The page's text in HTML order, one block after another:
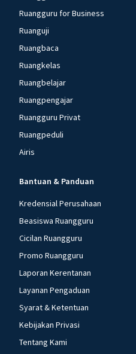
Ruangguru for Business
Ruanguji
Ruangbaca
Ruangkelas
Ruangbelajar
Ruangpengajar
Ruangguru Privat
Ruangpeduli
Airis
Bantuan & Panduan
Kredensial Perusahaan
Beasiswa Ruangguru
Cicilan Ruangguru
Promo Ruangguru
Laporan Kerentanan
Layanan Pengaduan
Syarat & Ketentuan
Kebijakan Privasi
Tentang Kami